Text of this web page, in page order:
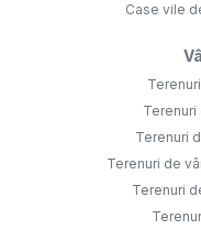
Case vile
Terenuri
Terenuri
Terenuri de
Terenuri